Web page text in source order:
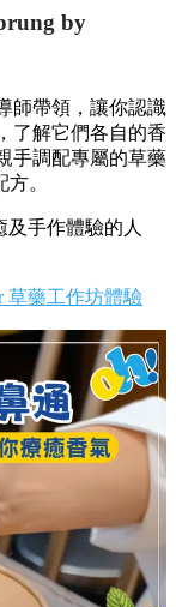
by
師帶領，讓你認識
了解它們各自的香
手調配專屬的草藥
。
手作體驗的人
草藥工作坊體驗